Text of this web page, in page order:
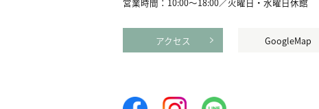
アクセス GoogleMap